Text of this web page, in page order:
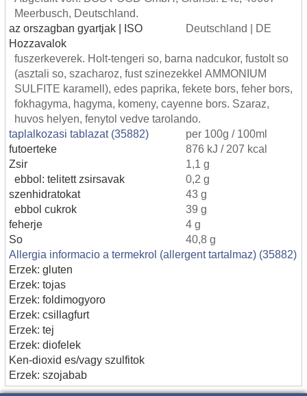
Meerbusch, Deutschland.
az orszagban gyartjak | ISO
Deutschland | DE
Hozzavalok
fuszerkeverek. Holt-tengeri so, barna nadcukor, fustolt so
(asztali so, szacharoz, fust szinezekkel AMMONIUM
SULFITE karamell), edes paprika, fekete bors, feher bors,
fokhagyma, hagyma, komeny, cayenne bors. Szaraz,
huvos helyen, fenytol vedve tarolando.
taplalkozasi tablazat (35882)
per 100g / 100ml
futoerteke
876 kJ / 207 kcal
Zsir
1,1 g
ebbol: telitett zsirsavak
0,2 g
szenhidratokat
43 g
ebbol cukrok
39 g
feherje
4 g
So
40,8 g
Allergia informacio a termekrol (allergent tartalmaz) (35882)
Erzek: gluten
Erzek: tojas
Erzek: foldimogyoro
Erzek: csillagfurt
Erzek: tej
Erzek: diofelek
Ken-dioxid es/vagy szulfitok
Erzek: szojabab